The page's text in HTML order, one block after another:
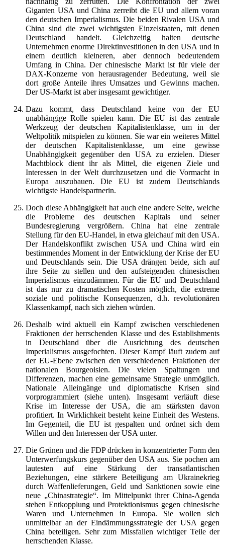
Giganten USA und China zerreibt die EU und allem voran
den deutschen Imperialismus. Die beiden Rivalen USA und
China sind die zwei wichtigsten Einzelstaaten, mit denen
Deutschland handelt. Gleichzeitig halten deutsche
Unternehmen enorme Direktinvestitionen in den USA und in
einem deutlich kleineren, aber dennoch bedeutendem
Umfang in China. Der chinesische Markt ist für viele der
DAX-Konzerne von herausragender Bedeutung, weil sie
dort große Anteile ihres Umsatzes und Gewinns machen.
Der US-Markt ist aber insgesamt gewichtiger.
Dazu kommt, dass Deutschland keine von der EU
unabhängige Rolle spielen kann. Die EU ist das zentrale
Werkzeug der deutschen Kapitalistenklasse, um in der
Weltpolitik mitspielen zu können. Sie war ein weiteres Mittel
der deutschen Kapitalistenklasse, um eine gewisse
Unabhängigkeit gegenüber den USA zu erzielen. Dieser
Machtblock dient ihr als Mittel, die eigenen Ziele und
Interessen in der Welt durchzusetzen und die Vormacht in
Europa auszubauen. Die EU ist zudem Deutschlands
wichtigste Handelspartnerin.
Doch diese Abhängigkeit hat auch eine andere Seite, welche
die Probleme des deutschen Kapitals und seiner
Bundesregierung vergrößern. China hat eine zentrale
Stellung für den EU-Handel, in etwa gleichauf mit den USA.
Der Handelskonflikt zwischen USA und China wird ein
bestimmendes Moment in der Entwicklung der Krise der EU
und Deutschlands sein. Die USA drängen beide, sich auf
ihre Seite zu stellen und den aufsteigenden chinesischen
Imperialismus einzudämmen. Für die EU und Deutschland
ist das nur zu dramatischen Kosten möglich, die extreme
soziale und politische Konsequenzen, d.h. revolutionären
Klassenkampf, nach sich ziehen würden.
Deshalb wird aktuell ein Kampf zwischen verschiedenen
Fraktionen der herrschenden Klasse und des Establishments
in Deutschland über die Ausrichtung des deutschen
Imperialismus ausgefochten. Dieser Kampf läuft zudem auf
der EU-Ebene zwischen den verschiedenen Fraktionen der
nationalen Bourgeoisien. Die vielen Spaltungen und
Differenzen, machen eine gemeinsame Strategie unmöglich.
Nationale Alleingänge und diplomatische Krisen sind
vorprogrammiert (siehe unten). Insgesamt verläuft diese
Krise im Interesse der USA, die am stärksten davon
profitiert. In Wirklichkeit besteht keine Einheit des Westens.
Im Gegenteil, die EU ist gespalten und ordnet sich dem
Willen und den Interessen der USA unter.
Die Grünen und die FDP drücken in konzentrierter Form den
Unterwerfungskurs gegenüber den USA aus. Sie pochen am
lautesten auf eine Stärkung der transatlantischen
Beziehungen, eine stärkere Beteiligung am Ukrainekrieg
durch Waffenlieferungen, Geld und Sanktionen sowie eine
neue „Chinastrategie“. Im Mittelpunkt ihrer China-Agenda
stehen Entkopplung und Protektionismus gegen chinesische
Waren und Unternehmen in Europa. Sie wollen sich
unmittelbar an der Eindämmungsstrategie der USA gegen
China beteiligen. Sehr zum Missfallen wichtiger Teile der
herrschenden Klasse.